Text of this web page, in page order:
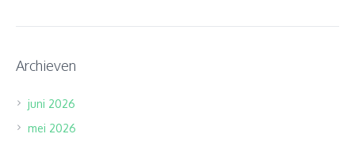
Archieven
juni 2026
mei 2026